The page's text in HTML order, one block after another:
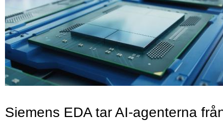
Siemens EDA tar AI-agenterna